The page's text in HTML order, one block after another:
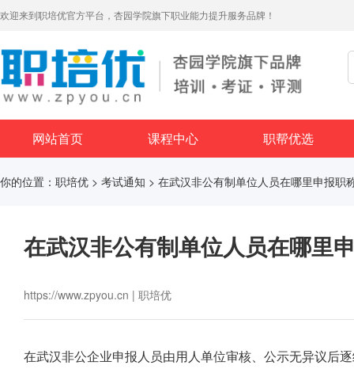
欢迎来到职培优官方平台，杏园学院旗下职业能力提升服务品牌！
网站首页 课程中心 职帮优选
你的位置： 职培优 > 考试通知 > 在武汉非公有制单位人员在哪里申报职
在武汉非公有制单位人员在哪里
https://www.zpyou.cn | 职培优
在武汉非公企业申报人员由用人单位审核、公示无异议后